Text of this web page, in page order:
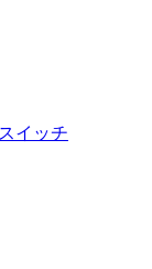
イッチ